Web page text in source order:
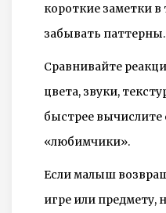
короткие заметки
забывать паттерны.
Сравнивайте
цвета, звуки,
быстрее вычислите
«любимчики».
Если малыш
игре или предмету,